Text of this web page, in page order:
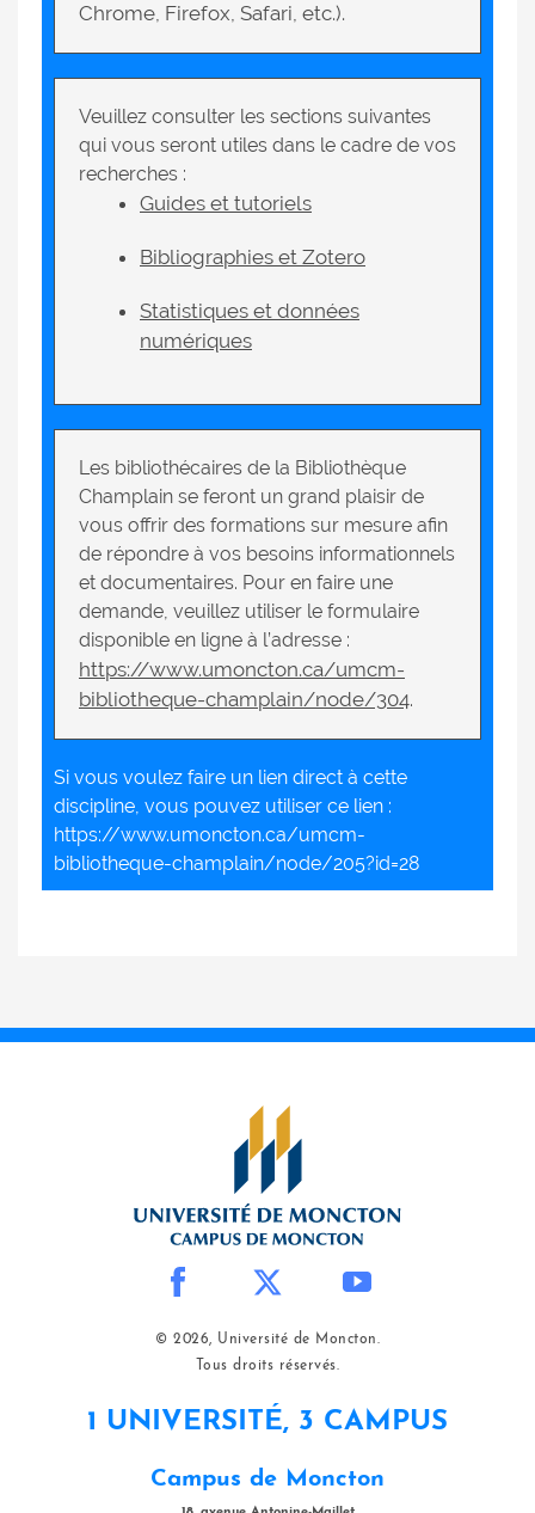
Chrome, Firefox, Safari, etc.).
Veuillez consulter les sections suivantes
qui vous seront utiles dans le cadre de vos
recherches :
Guides et tutoriels
Bibliographies et Zotero
Statistiques et données
numériques
Les bibliothécaires de la Bibliothèque
Champlain se feront un grand plaisir de
vous offrir des formations sur mesure afin
de répondre à vos besoins informationnels
et documentaires. Pour en faire une
demande, veuillez utiliser le formulaire
disponible en ligne à l’adresse :
https://www.umoncton.ca/umcm-
bibliotheque-champlain/node/304.
Si vous voulez faire un lien direct à cette
discipline, vous pouvez utiliser ce lien :
https://www.umoncton.ca/umcm-
bibliotheque-champlain/node/205?id=28
© 2026, Université de Moncton.
Tous droits réservés.
1 UNIVERSITÉ, 3 CAMPUS
Campus de Moncton